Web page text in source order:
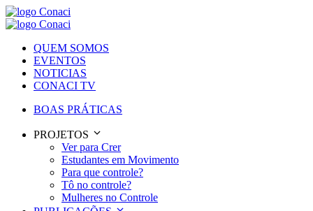
QUEM SOMOS
EVENTOS
NOTICIAS
CONACI TV
BOAS PRÁTICAS
PROJETOS
Ver para Crer
Estudantes em Movimento
Para que controle?
Tô no controle?
Mulheres no Controle